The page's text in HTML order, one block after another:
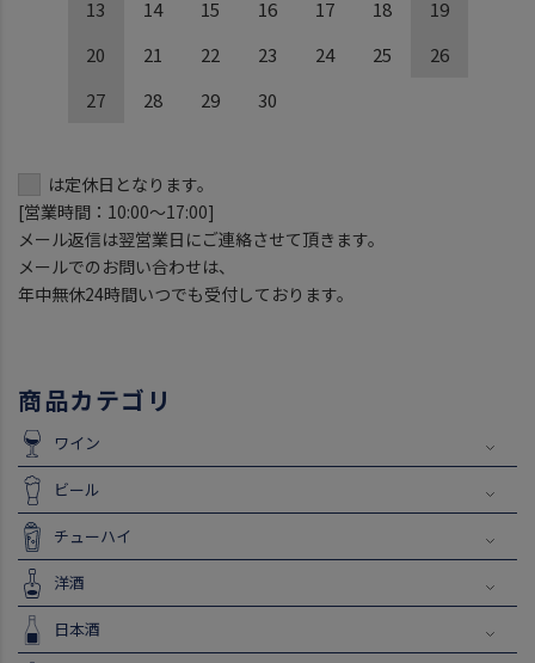
13 14 15 16 17 18
19
20
21 22 23 24 25
26
27
28 29 30
は定休日となります。
[営業時間：10:00～17:00]
メール返信は翌営業日にご連絡させて頂きます。
メールでのお問い合わせは、
年中無休24時間いつでも受付しております。
商品カテゴリ
ワイン
ビール
チューハイ
洋酒
日本酒